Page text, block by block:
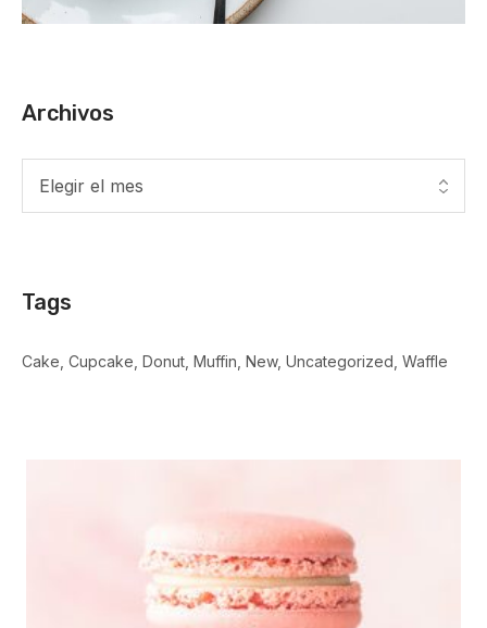
Archivos
Tags
Cake Cupcake Donut Muffin New Uncategorized Waffle